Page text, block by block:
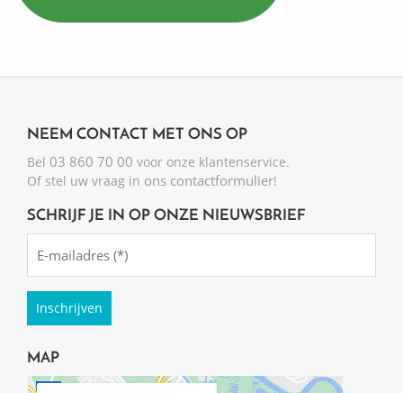
NEEM CONTACT MET ONS OP
Bel 03 860 70 00 voor onze klantenservice.
Of stel uw vraag in ons contactformulier!
SCHRIJF JE IN OP ONZE NIEUWSBRIEF
(Required)
MAP